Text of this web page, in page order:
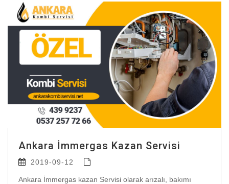
Ankara İmmergas Kazan Servisi
2019-09-12
Ankara İmmergas kazan Servisi olarak arızalı, bakımı